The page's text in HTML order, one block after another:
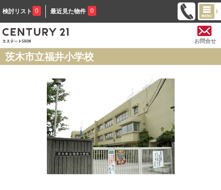
検討リスト 0 最近見た物件 0
お問合せ
茨木市立福井小学校